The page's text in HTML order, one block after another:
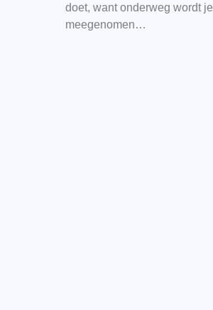
doet, want onderweg wordt je
meegenomen…